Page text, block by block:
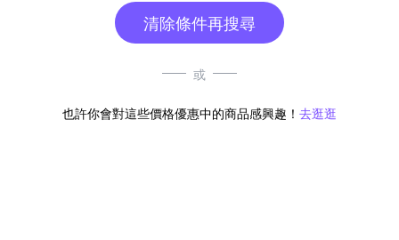
清除條件再搜尋
或
也許你會對這些價格優惠中的商品感興趣！ 去逛逛